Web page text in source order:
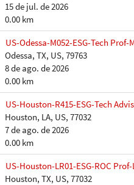
15 de jul. de 2026
0.00 km
US-Odessa-M052-ESG-Tech
Odessa, TX, US, 79763
8 de ago. de 2026
0.00 km
US-Houston-R415-ESG-Tech
Houston, LA, US, 77032
7 de ago. de 2026
0.00 km
US-Houston-LR01-ESG-ROC Prof-
Houston, TX, US, 77032